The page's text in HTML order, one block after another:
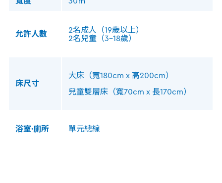
允許人數
2名成人（19歲以上）
2名兒童（3-18歲）
床尺寸
大床（寬180cm x 高200cm）
兒童雙層床（寬70cm x 長170cm）
浴室·廁所 單元總線